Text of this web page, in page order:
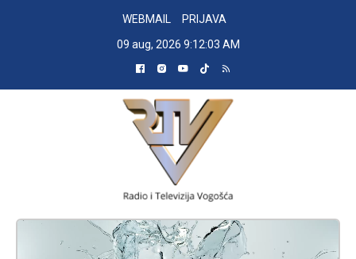
WEBMAIL
PRIJAVA
09 aug, 2026 9:12:04 AM
RADIO TELEVIZIJA VOGOŠĆA